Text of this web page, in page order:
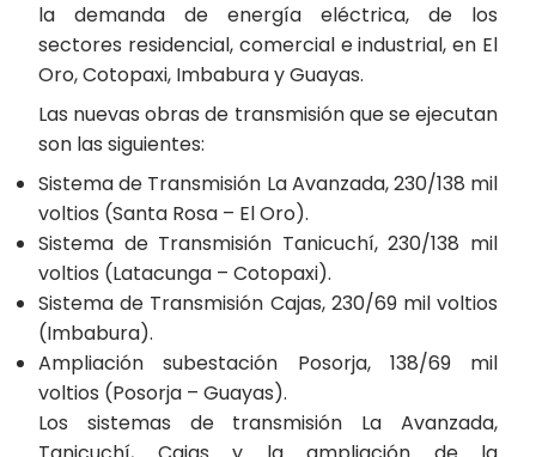
la demanda de energía eléctrica, de los
sectores residencial, comercial e industrial, en El
Oro, Cotopaxi, Imbabura y Guayas.
Las nuevas obras de transmisión que se ejecutan
son las siguientes:
Sistema de Transmisión La Avanzada, 230/138 mil
voltios (Santa Rosa – El Oro).
Sistema de Transmisión Tanicuchí, 230/138 mil
voltios (Latacunga – Cotopaxi).
Sistema de Transmisión Cajas, 230/69 mil voltios
(Imbabura).
Ampliación subestación Posorja, 138/69 mil
voltios (Posorja – Guayas).
Los sistemas de transmisión La Avanzada,